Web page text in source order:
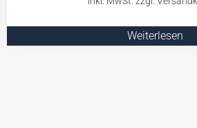
Weiterlesen